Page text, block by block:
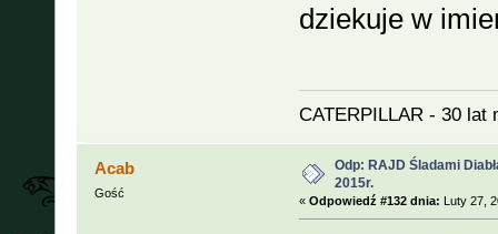
dziekuje w
CATERPILLAR - 30 lat
Acab
Gość
Odp: RAJD Śladami
2015r.
« Odpowiedź #132 dnia: Luty 27,